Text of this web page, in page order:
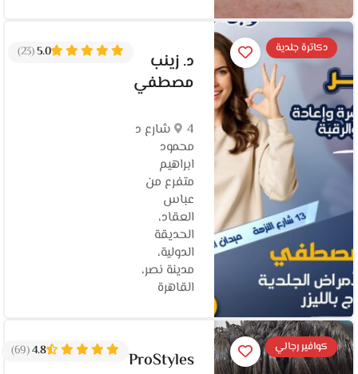
دكاترة جلدية
د. زينب
مصطفي
4 شارع د
محمود
ابراهيم
متفرع من
عباس
العقاد،
الحديقة
الدولية،
مدينة نصر،
القاهرة
5.0
(23)
كوافير رجالي
ProStyles
4.8
(69)